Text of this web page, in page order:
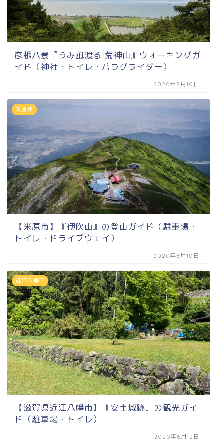
彦根八景『うみ風渡る 荒神山』ウォーキングガ
イド（神社・トイレ・パラグライダー）
2020年8月10日
米原市
【米原市】『伊吹山』の登山ガイド（駐車場・
トイレ・ドライブウェイ）
2020年8月10日
近江八幡市
【滋賀県近江八幡市】『安土城跡』の観光ガイ
ド（駐車場・トイレ）
2020年6月12日